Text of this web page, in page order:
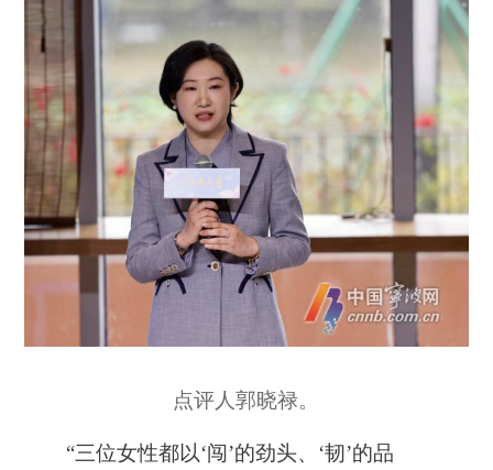
点评人郭晓禄。
“三位女性都以‘闯’的劲头、‘韧’的品